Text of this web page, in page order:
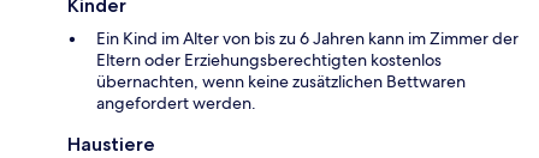
Kinder
Ein Kind im Alter von bis zu 6 Jahren kann im Zimmer der
Eltern oder Erziehungsberechtigten kostenlos
übernachten, wenn keine zusätzlichen Bettwaren
angefordert werden.
Haustiere